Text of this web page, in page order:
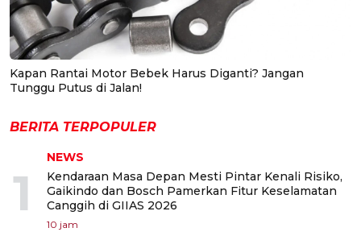
Kapan Rantai Motor Bebek Harus Diganti? Jangan
Tunggu Putus di Jalan!
BERITA TERPOPULER
1
NEWS
Kendaraan Masa Depan Mesti Pintar Kenali Risiko,
Gaikindo dan Bosch Pamerkan Fitur Keselamatan
Canggih di GIIAS 2026
10 jam